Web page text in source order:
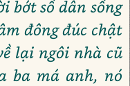
bớt số dân sống
đông đúc chật
lại ngôi nhà cũ
ba má anh, nó